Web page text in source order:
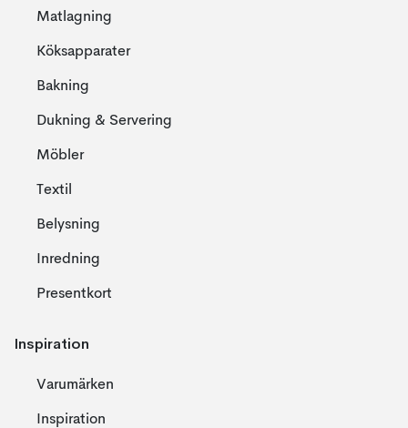
Matlagning
Köksapparater
Bakning
Dukning & Servering
Möbler
Textil
Belysning
Inredning
Presentkort
Inspiration
Varumärken
Inspiration